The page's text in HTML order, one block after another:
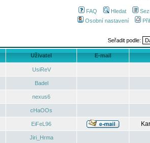
FAQ Hledat
Osobní nastavení
Seřadit podle:
Uživatel E-mail
UsiReV
Badel
nexus6
cHaOOs
EiFeL96
Jiri_Hrma